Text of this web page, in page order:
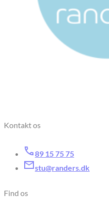
Kontakt os
89 15 75 75
stu@randers.dk
Find os